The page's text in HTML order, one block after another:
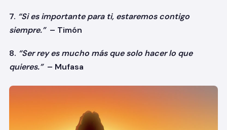
7. “Si es importante para ti, estaremos contigo
siempre.” – Timón
8. “Ser rey es mucho más que solo hacer lo que
quieres.” – Mufasa